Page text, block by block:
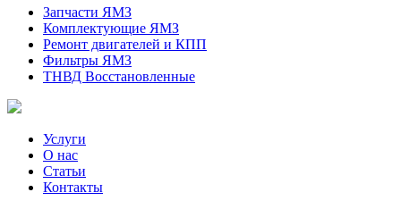
Запчасти ЯМЗ
Комплектующие ЯМЗ
Ремонт двигателей и КПП
Фильтры ЯМЗ
ТНВД Восстановленные
Услуги
О нас
Статьи
Контакты